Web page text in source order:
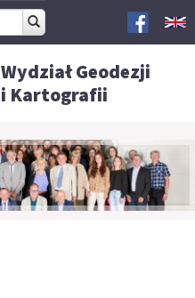
Wydział Geodezji
i Kartografii